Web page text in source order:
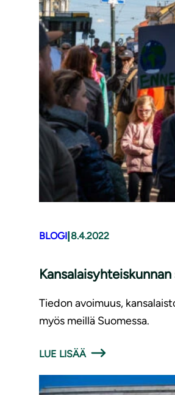
BLOGI|8.4.2022
Tiedon avoimuus,
myös meillä Suomessa.
LUE LISÄÄ